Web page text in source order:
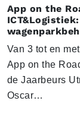
App on the
Van 3 tot en
App on the
de Jaarbeurs
Oscar…